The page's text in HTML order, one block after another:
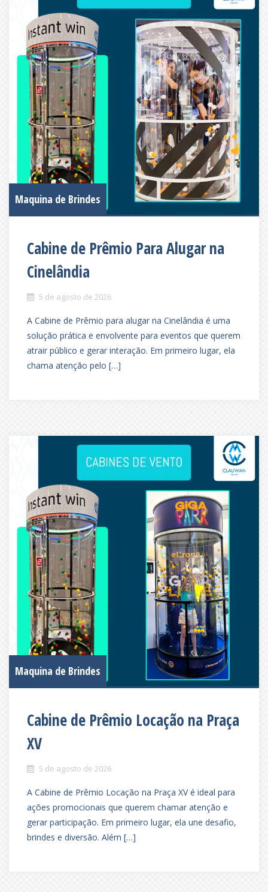
Maquina de Brindes
Cabine de Prêmio Para Alugar na
Cinelândia
5 de agosto de 2026
A Cabine de Prêmio para alugar na Cinelândia é uma
solução prática e envolvente para eventos que querem
atrair público e gerar interação. Em primeiro lugar, ela
chama atenção pelo […]
Maquina de Brindes
Cabine de Prêmio Locação na Praça
XV
5 de agosto de 2026
A Cabine de Prêmio Locação na Praça XV é ideal para
ações promocionais que querem chamar atenção e
gerar participação. Em primeiro lugar, ela une desafio,
brindes e diversão. Além […]